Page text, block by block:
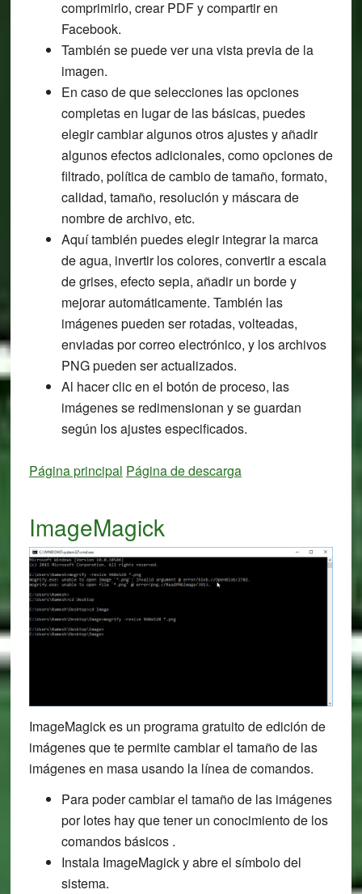
comprimirlo, crear PDF y compartir en
Facebook.
También se puede ver una vista previa de la
imagen.
En caso de que selecciones las opciones
completas en lugar de las básicas, puedes
elegir cambiar algunos otros ajustes y añadir
algunos efectos adicionales, como opciones de
filtrado, política de cambio de tamaño, formato,
calidad, tamaño, resolución y máscara de
nombre de archivo, etc.
Aquí también puedes elegir integrar la marca
de agua, invertir los colores, convertir a escala
de grises, efecto sepia, añadir un borde y
mejorar automáticamente. También las
imágenes pueden ser rotadas, volteadas,
enviadas por correo electrónico, y los archivos
PNG pueden ser actualizados.
Al hacer clic en el botón de proceso, las
imágenes se redimensionan y se guardan
según los ajustes especificados.
Página principal Página de descarga
ImageMagick
ImageMagick es un programa gratuito de edición de
imágenes que te permite cambiar el tamaño de las
imágenes en masa usando la línea de comandos.
Para poder cambiar el tamaño de las imágenes
por lotes hay que tener un conocimiento de los
comandos básicos .
Instala ImageMagick y abre el símbolo del
sistema.